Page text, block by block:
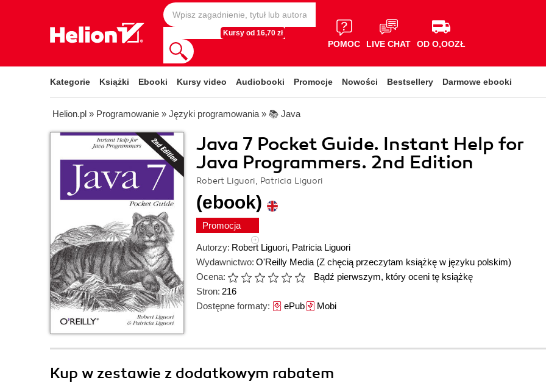
Kursy od 16,70 zł
POMOC LIVE CHAT OD O,OOZŁ
Kategorie Książki Ebooki Kursy video Audiobooki Promocje Nowości Bestsellery Darmowe ebooki
Helion.pl » Programowanie » Języki programowania » 📚 Java
Java 7 Pocket Guide. Instant Help for
Java Programmers. 2nd Edition
Robert Liguori, Patricia Liguori
(ebook)
Promocja
Autorzy: Robert Liguori, Patricia Liguori
Wydawnictwo: O'Reilly Media (Z chęcią przeczytam książkę w języku polskim)
Ocena:
Bądź pierwszym, który oceni tę książkę
Stron: 216
Dostępne formaty: ePubMobi
Kup w zestawie z dodatkowym rabatem